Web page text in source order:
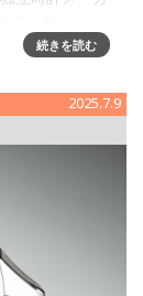
年にマスタ
続きを読む
2025.7.9